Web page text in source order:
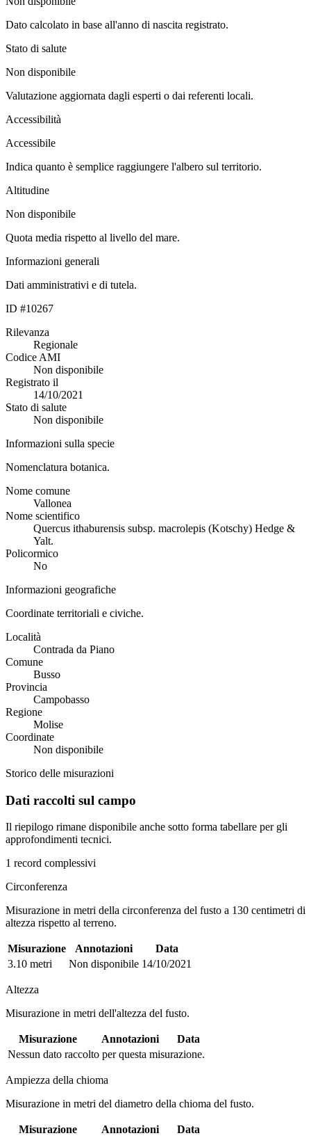
Dato calcolato in base all'anno di nascita registrato.
Stato di salute
Non disponibile
Valutazione aggiornata dagli esperti o dai referenti locali.
Accessibilità
Accessibile
Indica quanto è semplice raggiungere l'albero sul territorio.
Altitudine
Non disponibile
Quota media rispetto al livello del mare.
Informazioni generali
Dati amministrativi e di tutela.
ID #10267
Rilevanza
Regionale
Codice AMI
Non disponibile
Registrato il
14/10/2021
Stato di salute
Non disponibile
Informazioni sulla specie
Nomenclatura botanica.
Nome comune
Vallonea
Nome scientifico
Quercus ithaburensis subsp. macrolepis (Kotschy) Hedge &
Yalt.
Policormico
No
Informazioni geografiche
Coordinate territoriali e civiche.
Località
Contrada da Piano
Comune
Busso
Provincia
Campobasso
Regione
Molise
Coordinate
Non disponibile
Storico delle misurazioni
Dati raccolti sul campo
Il riepilogo rimane disponibile anche sotto forma tabellare per gli
approfondimenti tecnici.
1 record complessivi
Circonferenza
Misurazione in metri della circonferenza del fusto a 130 centimetri di
altezza rispetto al terreno.
Misurazione Annotazioni
Data
3.10 metri
Non disponibile 14/10/2021
Altezza
Misurazione in metri dell'altezza del fusto.
Misurazione Annotazioni
Data
Nessun dato raccolto per questa misurazione.
Ampiezza della chioma
Misurazione in metri del diametro della chioma del fusto.
Misurazione Annotazioni
Data